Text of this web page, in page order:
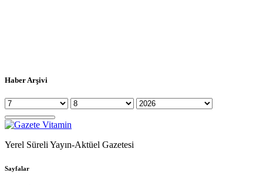
Haber Arşivi
Yerel Süreli Yayın-Aktüel Gazetesi
Sayfalar